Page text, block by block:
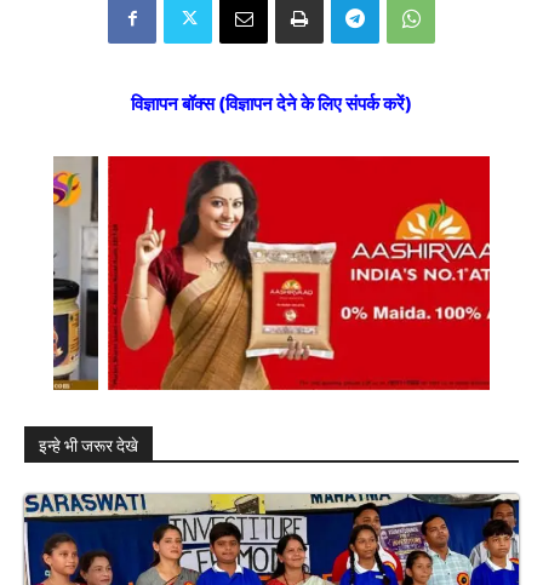
विज्ञापन बॉक्स (विज्ञापन देने के लिए संपर्क करें)
इन्हे भी जरूर देखे